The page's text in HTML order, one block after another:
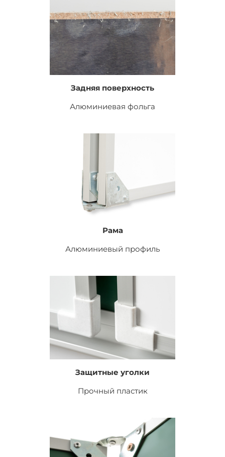
Задняя поверхность
Алюминиевая фольга
Рама
Алюминиевый профиль
Защитные уголки
Прочный пластик